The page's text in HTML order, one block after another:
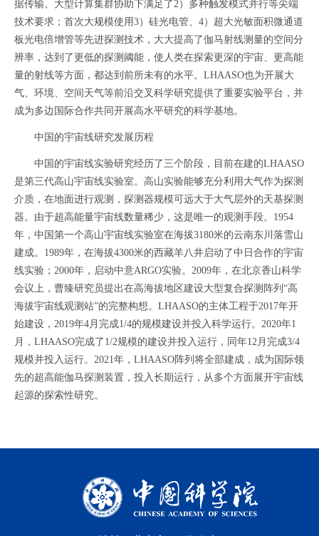
据传输、大型计算集群协助下满足了2）多种触发模式并行等尖端
技术要求；首次大规模使用3）硅光电管、4）超大光敏面积微通道
板光电倍增管等先进探测技术，大大提高了伽马射线测量的空间分
辨率，达到了更低的探测阈能，使人类在探索更深的宇宙、更高能
量的射线等方面，都达到前所未有的水平。LHAASO也为开展大
气、环境、空间天气等前沿交叉科学研究提供了重要实验平台，并
成为多边国际合作共同开展高水平研究的科学基地。
中国的宇宙线研究发展历程
中国的宇宙线实验研究经历了三个阶段，目前在建的LHAASO
是第三代高山宇宙线实验室。高山实验能够充分利用大气作为探测
介质，在地面进行观测，探测器规模可远大于大气层外的天基探测
器。由于超高能量宇宙线数量稀少，这是唯一的观测手段。1954
年，中国第一个高山宇宙线实验室在海拔3180米的云南东川落雪山
建成。1989年，在海拔4300米的西藏羊八井启动了中日合作的宇宙
线实验；2000年，启动中意ARGO实验。2009年，在北京香山科学
会议上，曹臻研究员提出在高海拔地区建设大型复合探测阵列“高
海拔宇宙线观测站”的完整构想。LHAASO的主体工程于2017年开
始建设，2019年4月完成1/4的规模建设并投入科学运行。2020年1
月，LHAASO完成了1/2规模的建设并投入运行，同年12月完成3/4
规模并投入运行。2021年，LHAASO阵列将全部建成，成为国际领
先的超高能伽马探测装置，投入长期运行，从多个方面展开宇宙线
起源的探索性研究。